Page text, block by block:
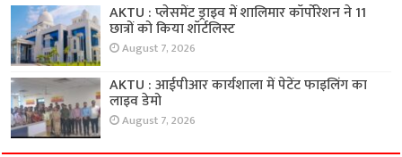
AKTU : प्लेसमेंट ड्राइव में शालिमार कॉर्पोरेशन ने 11
छात्रों को किया शॉर्टलिस्ट
August 7, 2026
AKTU : आईपीआर कार्यशाला में पेटेंट फाइलिंग का
लाइव डेमो
August 7, 2026